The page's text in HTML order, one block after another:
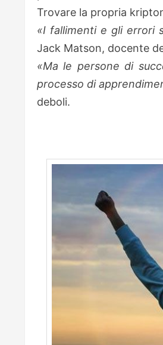
Trovare la propria
«I fallimenti e gli errori
Jack Matson, docente
«Ma le persone di
processo di
deboli.